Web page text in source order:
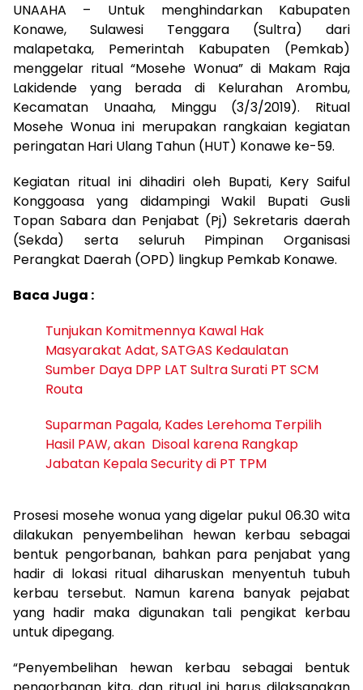
UNAAHA – Untuk menghindarkan Kabupaten
Konawe, Sulawesi Tenggara (Sultra) dari
malapetaka, Pemerintah Kabupaten (Pemkab)
menggelar ritual “Mosehe Wonua” di Makam Raja
Lakidende yang berada di Kelurahan Arombu,
Kecamatan Unaaha, Minggu (3/3/2019). Ritual
Mosehe Wonua ini merupakan rangkaian kegiatan
peringatan Hari Ulang Tahun (HUT) Konawe ke-59.
Kegiatan ritual ini dihadiri oleh Bupati, Kery Saiful
Konggoasa yang didampingi Wakil Bupati Gusli
Topan Sabara dan Penjabat (Pj) Sekretaris daerah
(Sekda) serta seluruh Pimpinan Organisasi
Perangkat Daerah (OPD) lingkup Pemkab Konawe.
Baca Juga :
Tunjukan Komitmennya Kawal Hak
Masyarakat Adat, SATGAS Kedaulatan
Sumber Daya DPP LAT Sultra Surati PT SCM
Routa
Suparman Pagala, Kades Lerehoma Terpilih
Hasil PAW, akan Disoal karena Rangkap
Jabatan Kepala Security di PT TPM
Prosesi mosehe wonua yang digelar pukul 06.30 wita
dilakukan penyembelihan hewan kerbau sebagai
bentuk pengorbanan, bahkan para penjabat yang
hadir di lokasi ritual diharuskan menyentuh tubuh
kerbau tersebut. Namun karena banyak pejabat
yang hadir maka digunakan tali pengikat kerbau
untuk dipegang.
“Penyembelihan hewan kerbau sebagai bentuk